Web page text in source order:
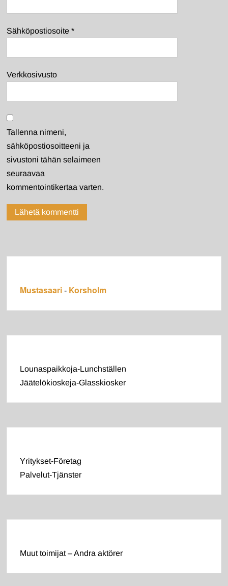
Sähköpostiosoite*
Verkkosivusto
Tallenna nimeni,
sähköpostiosoitteeni ja
sivustoni tähän selaimeen
seuraavaa
kommentointikertaa varten.
Mustasaari - Korsholm
Lounaspaikkoja-Lunchställen
Jäätelökioskeja-Glasskiosker
Yritykset-Företag
Palvelut-Tjänster
Muut toimijat – Andra aktörer